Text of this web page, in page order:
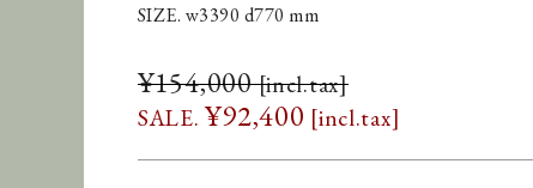
SIZE. w3390 d770 mm
¥154,000
¥92,400
¥154,000
¥92,400